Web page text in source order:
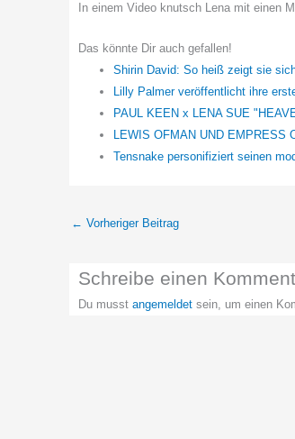
In einem Video knutsch Lena mit einen
Das könnte Dir auch gefallen!
Shirin David: So heiß zeigt sie
Lilly Palmer veröffentlicht ihre
PAUL KEEN x LENA SUE
LEWIS OFMAN UND EMPRESS
Tensnake personifiziert seinen
← Vorheriger Beitrag
Schreibe einen
Du musst angemeldet sein, um einen